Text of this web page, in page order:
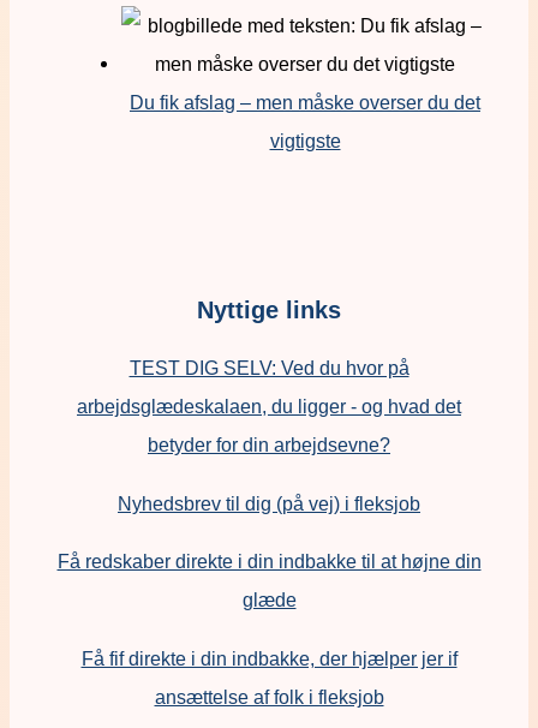
Du fik afslag – men måske overser du det
vigtigste
Nyttige links
TEST DIG SELV: Ved du hvor på
arbejdsglædeskalaen, du ligger - og hvad det
betyder for din arbejdsevne?
Nyhedsbrev til dig (på vej) i fleksjob
Få redskaber direkte i din indbakke til at højne din
glæde
Få fif direkte i din indbakke, der hjælper jer if
ansættelse af folk i fleksjob